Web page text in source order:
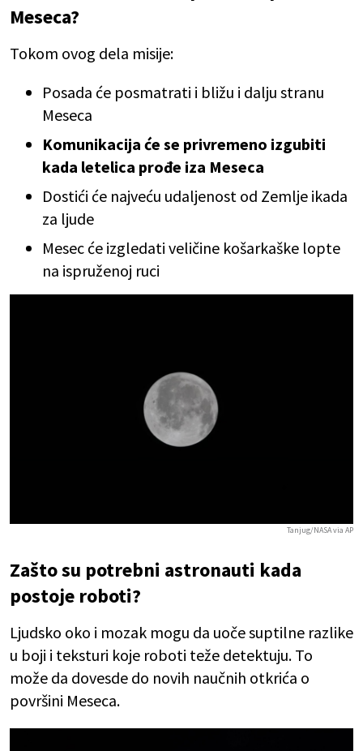
Meseca?
Tokom ovog dela misije:
Posada će posmatrati i bližu i dalju stranu
Meseca
Komunikacija će se privremeno izgubiti
kada letelica prođe iza Meseca
Dostići će najveću udaljenost od Zemlje ikada
za ljude
Mesec će izgledati veličine košarkaške lopte
na ispruženoj ruci
Tanjug/NASA via AP
Zašto su potrebni astronauti kada
postoje roboti?
Ljudsko oko i mozak mogu da uoče suptilne razlike
u boji i teksturi koje roboti teže detektuju. To
može da dovesde do novih naučnih otkrića o
površini Meseca.